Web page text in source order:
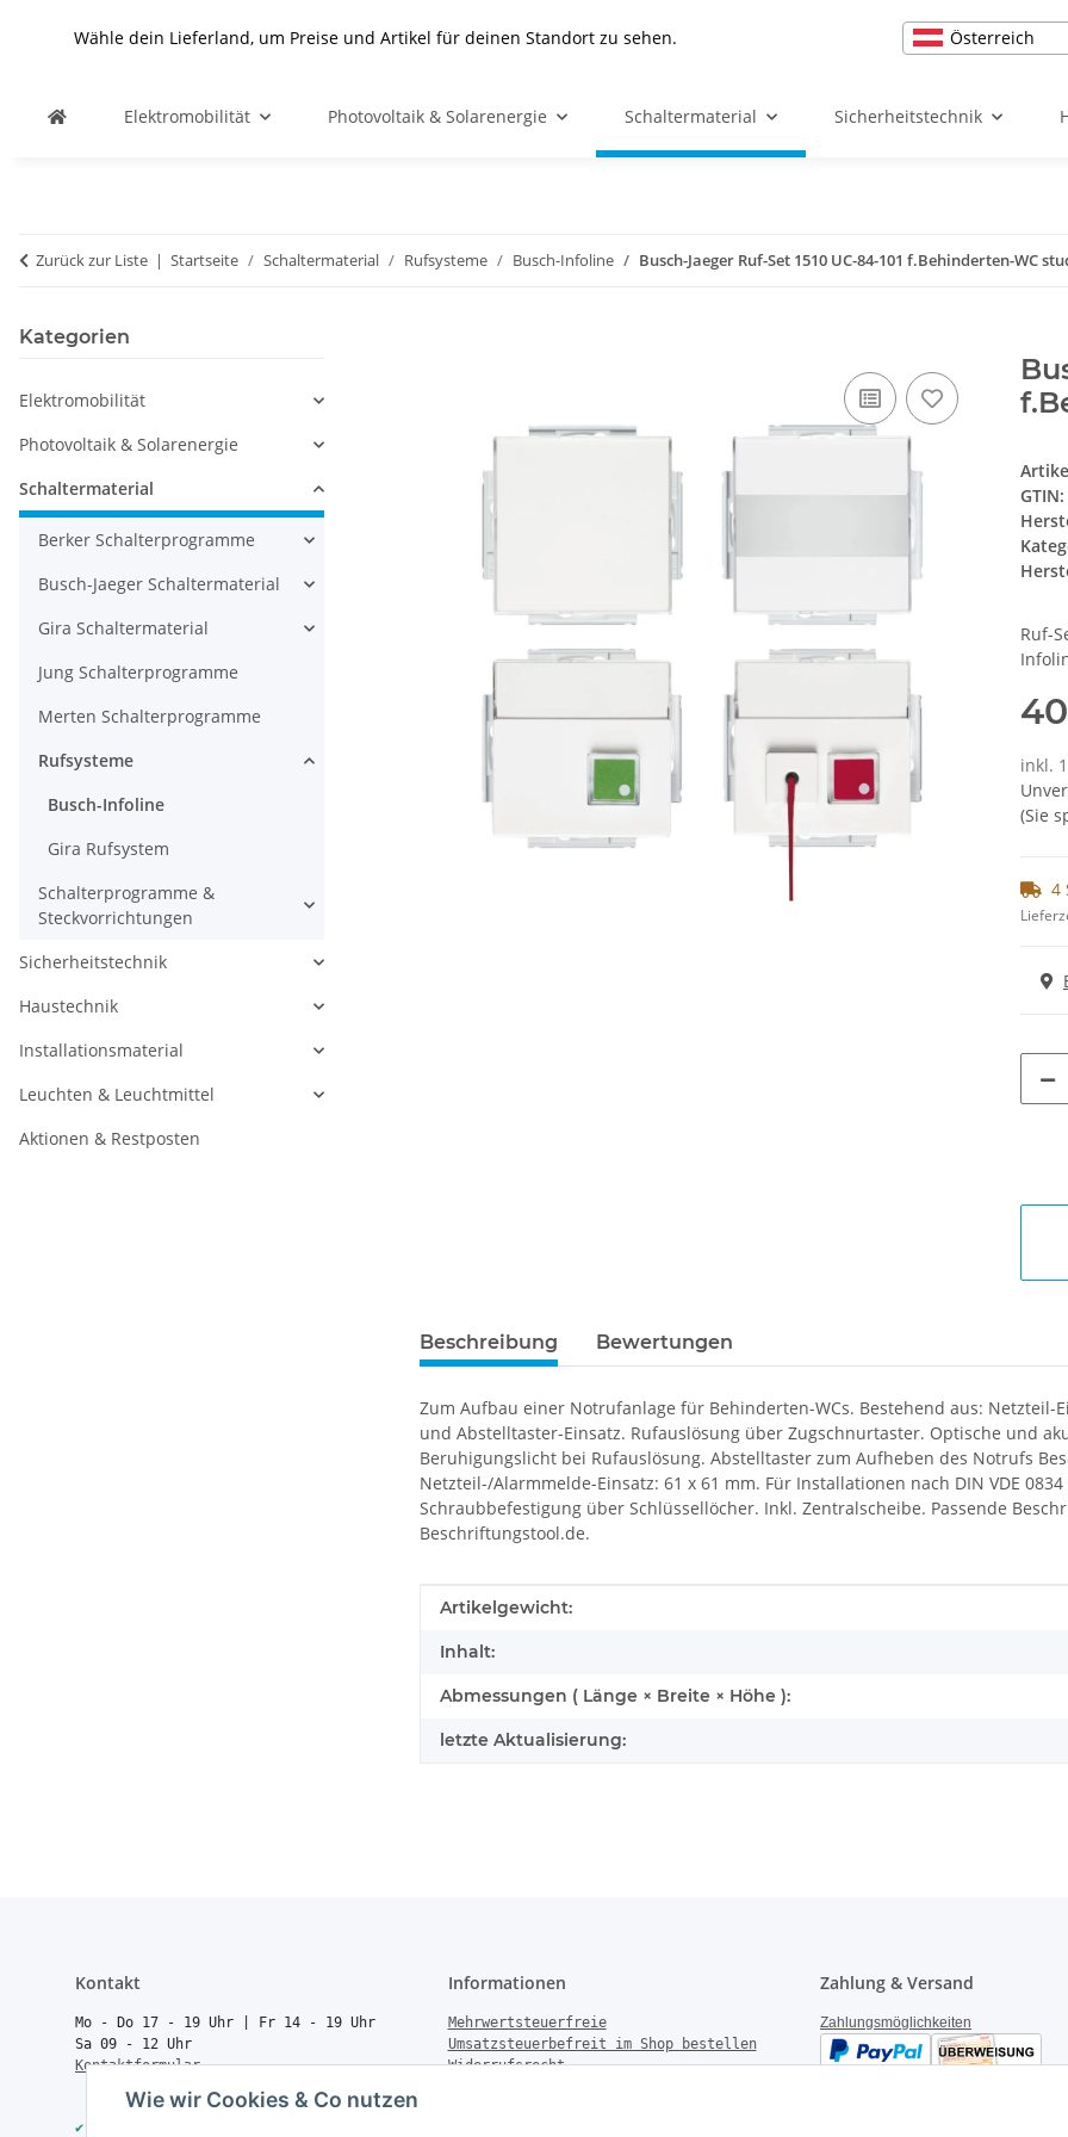
Wie wir Cookies & Co nutzen
Wähle dein Lieferland, um Preise und Artikel für deinen Standort zu sehen. Österreich
Elektromobilität Photovoltaik & Solarenergie Schaltermaterial Sicherheitstechnik
Zurück zur Liste Startseite Schaltermaterial Rufsysteme Busch-Infoline Busch-Jaeger Ruf-Set 1510 UC-84-101 f.Behinderten-WC
GTIN:
Ruf-
inkl.
(Sie
4
Beschreibung Bewertungen
Zum Aufbau einer Notrufanlage für Behinderten-WCs. Bestehend aus: Netzteil-
und Abstelltaster-Einsatz. Rufauslösung über Zugschnurtaster. Optische und
Beruhigungslicht bei Rufauslösung. Abstelltaster zum Aufheben des Notrufs
Netzteil-/Alarmmelde-Einsatz: 61 x 61 mm. Für Installationen nach DIN VDE
Schraubbefestigung über Schlüssellöcher. Inkl. Zentralscheibe. Passende
Beschriftungstool.de.
Produkteigenschaft
Wert
Artikelgewicht:
Inhalt:
Abmessungen ( Länge × Breite × Höhe ):
letzte Aktualisierung:
Kategorien
Elektromobilität
Photovoltaik & Solarenergie
Schaltermaterial
Berker Schalterprogramme
Busch-Jaeger Schaltermaterial
Gira Schaltermaterial
Jung Schalterprogramme
Merten Schalterprogramme
Rufsysteme
Busch-Infoline
Gira Rufsystem
Schalterprogramme &
Steckvorrichtungen
Sicherheitstechnik
Haustechnik
Installationsmaterial
Leuchten & Leuchtmittel
Aktionen & Restposten
Kontakt
Mo - Do 17 - 19 Uhr | Fr 14 - 19 Uhr
Sa 09 - 12 Uhr
Kontaktformular
✔
Informationen
Mehrwertsteuerfreie
Umsatzsteuerbefreit im Shop bestellen
Widerrufsrecht
Zahlung & Versand
Zahlungsmöglichkeiten